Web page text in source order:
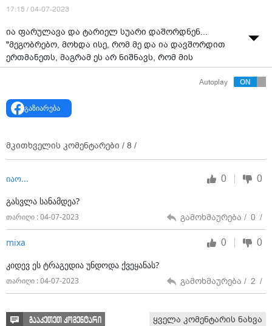
17:15 / 04-07-2023
ია ფარულავა და ტარიელ სუარი დაშორდნენ...
"მეგობრებო, მოხდა ისე, რომ მე და ია დავშორდით
ერთმანეთს, მაგრამ ეს არ ნიშნავს, რომ მის
შეურაცხყოფას შევარჩენ ვინმეს" - წერს სოციალურ
Autoplay
გაზიარება
მკითხველის კომენტარები / 8 /
იაო... 0 0
გასვლა სანამდეა?
თარიღი : 04-07-2023 გამოხმაურება / 0 /
mixa 0 0
კიდევ ეს ტრაგედია უნდოდა ქვეყანას?
თარიღი : 04-07-2023 გამოხმაურება / 2 /
გააკეთეთ კომენტარი ყველა კომენტარის ნახვა